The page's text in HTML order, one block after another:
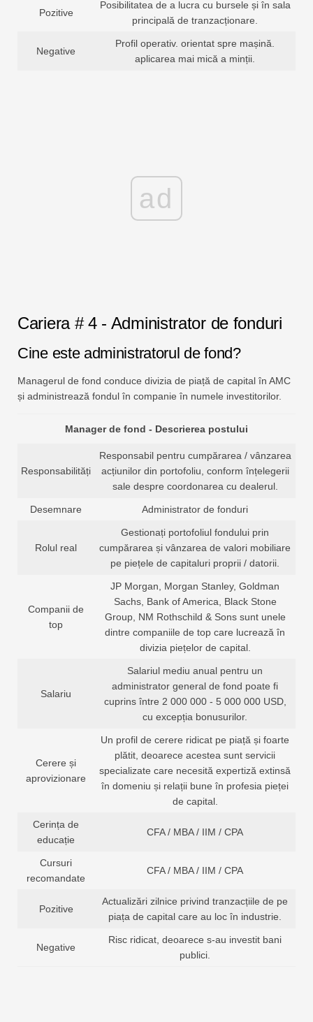
Pozitive
Posibilitatea de a lucra cu bursele și în sala
principală de tranzacționare.
Negative
Profil operativ. orientat spre mașină.
aplicarea mai mică a minții.
ad
Cariera # 4 - Administrator de fonduri
Cine este administratorul de fond?
Managerul de fond conduce divizia de piață de capital în AMC
și administrează fondul în companie în numele investitorilor.
Manager de fond - Descrierea postului
Responsabilități
Responsabil pentru cumpărarea / vânzarea
acțiunilor din portofoliu, conform înțelegerii
sale despre coordonarea cu dealerul.
Desemnare Administrator de fonduri
Rolul real
Gestionați portofoliul fondului prin
cumpărarea și vânzarea de valori mobiliare
pe piețele de capitaluri proprii / datorii.
Companii de
top
JP Morgan, Morgan Stanley, Goldman
Sachs, Bank of America, Black Stone
Group, NM Rothschild & Sons sunt unele
dintre companiile de top care lucrează în
divizia piețelor de capital.
Salariu
Salariul mediu anual pentru un
administrator general de fond poate fi
cuprins între 2 000 000 - 5 000 000 USD,
cu excepția bonusurilor.
Cerere și
aprovizionare
Un profil de cerere ridicat pe piață și foarte
plătit, deoarece acestea sunt servicii
specializate care necesită expertiză extinsă
în domeniu și relații bune în profesia pieței
de capital.
Cerința de
educație
CFA / MBA / IIM / CPA
Cursuri
recomandate
CFA / MBA / IIM / CPA
Pozitive
Actualizări zilnice privind tranzacțiile de pe
piața de capital care au loc în industrie.
Negative
Risc ridicat, deoarece s-au investit bani
publici.